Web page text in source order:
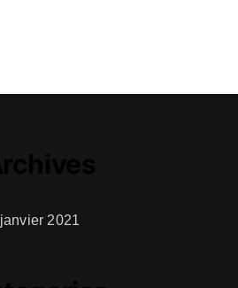
janvier 2021